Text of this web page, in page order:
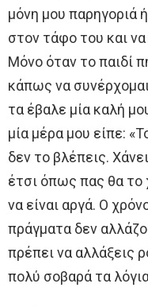
μόνη μου παρηγοριά
στον τάφο του και
Μόνο όταν το παιδί
κάπως να
τα έβαλε μία καλή
μία μέρα μου είπε:
δεν το βλέπεις.
έτσι όπως πας θα το
να είναι αργά. Ο
πράγματα δεν
πρέπει να αλλάξεις
πολύ σοβαρά τα